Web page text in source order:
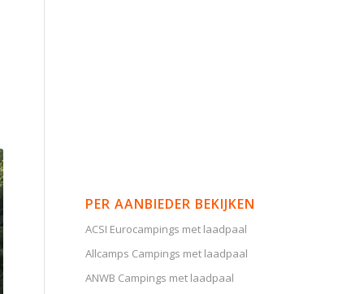
PER AANBIEDER BEKIJKEN
ACSI Eurocampings met laadpaal
Allcamps Campings met laadpaal
ANWB Campings met laadpaal